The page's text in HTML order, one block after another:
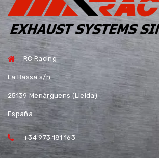
RC Racing
La Bassa s/n
25139 Menàrguens (Lleida)
España
+34 973 181 163